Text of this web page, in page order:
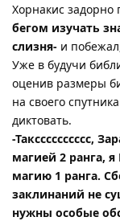
Хорнакис задорно
бегом изучать
слизня- и
Уже в будучи
оценив размеры
на своего
диктовать.
-Таксссссссссс,
магией 2 ранга,
магию 1 ранга.
заклинаний не
нужны особые